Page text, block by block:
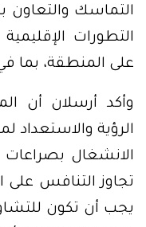
التماسك والتعاون
التطورات
على المنطقة، بما
وأكد أرسلان أن
الرؤية والاستعداد
الانشغال بصراعات
تجاوز التنافس على
يجب أن تكون